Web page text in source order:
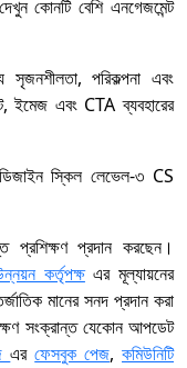
কোনটি বেশি এনগেজমেন্ট
পরিকল্পনা এবং
ইমেজ এবং CTA ব্যবহারের
স্কিল লেভেল-৩ CS
প্রশিক্ষণ প্রদান করছেন।
কর্তৃপক্ষএর মূল্যায়নের
মানের সনদ প্রদান করা
সংক্রান্ত যেকোন আপডেট
এরফেসবুক পেজ,কমিউনিটি